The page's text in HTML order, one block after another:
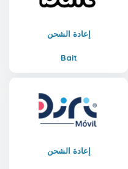
إعادة الشحن
Bait
إعادة الشحن